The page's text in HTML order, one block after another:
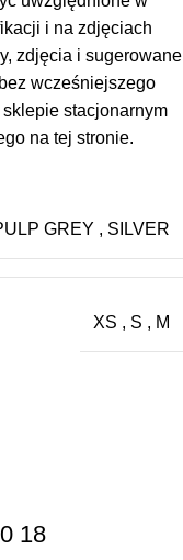
i na zdjęciach
zdjęcia i sugerowane
wcześniejszego
stacjonarnym
na tej stronie.
GREY , SILVER
XS , S , M
18